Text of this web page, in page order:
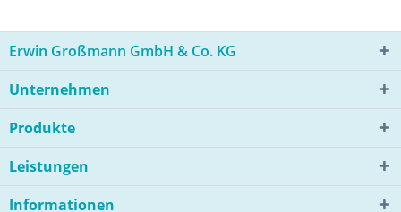
Erwin Großmann GmbH & Co. KG
Unternehmen
Produkte
Leistungen
Informationen